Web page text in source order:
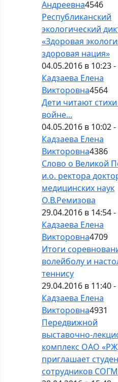
Андреевна4546
Республиканский
экологический
«Здоровая
здоровая нация»
04.05.2016 в 10:23 -
Кадзаева Елена
Викторовна4564
Дети читают
войне...
04.05.2016 в 10:02 -
Кадзаева Елена
Викторовна4386
Слово о Великой
и.о. ректора
медицинских наук
О.В.Ремизова
29.04.2016 в 14:54 -
Кадзаева Елена
Викторовна4709
Итоги
волейболу и
теннису
29.04.2016 в 11:40 -
Кадзаева Елена
Викторовна4931
Передвижной
выставочно-
комплекс ОАО
приглашает
сотрудников